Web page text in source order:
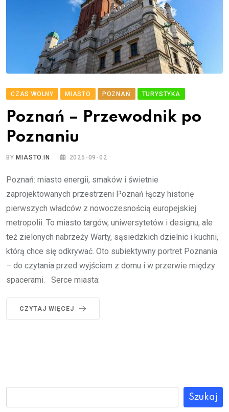
CZAS WOLNY MIASTO POZNAŃ TURYSTYKA
Poznań – Przewodnik po
Poznaniu
BY MIASTO.IN 2025-09-02
Poznań: miasto energii, smaków i świetnie
zaprojektowanych przestrzeni Poznań łączy historię
pierwszych władców z nowoczesnością europejskiej
metropolii. To miasto targów, uniwersytetów i designu, ale
też zielonych nabrzeży Warty, sąsiedzkich dzielnic i kuchni,
którą chce się odkrywać. Oto subiektywny portret Poznania
– do czytania przed wyjściem z domu i w przerwie między
spacerami. Serce miasta:
CZYTAJ WIĘCEJ
Szukaj